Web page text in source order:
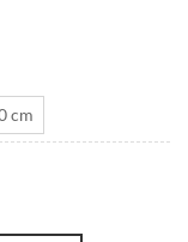
cm